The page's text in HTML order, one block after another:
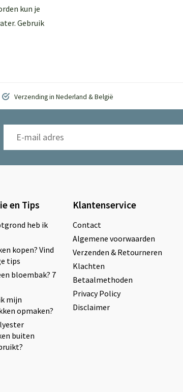
kun je
Gebruik
Verzending in Nederland & België
en Tips
heb ik
kopen? Vind
tips
bloembak? 7
mijn
opmaken?
buiten
Klantenservice
Contact
Algemene voorwaarden
Verzenden & Retourneren
Klachten
Betaalmethoden
Privacy Policy
Disclaimer